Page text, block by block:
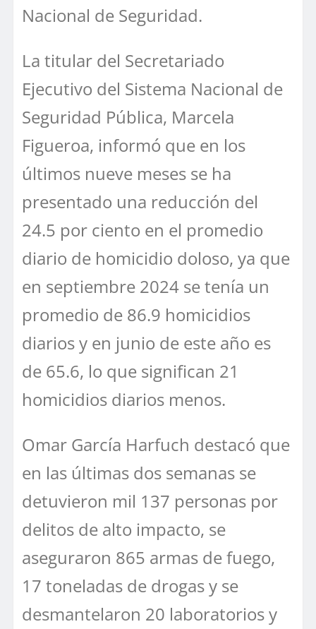
Nacional de Seguridad.
La titular del Secretariado
Ejecutivo del Sistema Nacional de
Seguridad Pública, Marcela
Figueroa, informó que en los
últimos nueve meses se ha
presentado una reducción del
24.5 por ciento en el promedio
diario de homicidio doloso, ya que
en septiembre 2024 se tenía un
promedio de 86.9 homicidios
diarios y en junio de este año es
de 65.6, lo que significan 21
homicidios diarios menos.
Omar García Harfuch destacó que
en las últimas dos semanas se
detuvieron mil 137 personas por
delitos de alto impacto, se
aseguraron 865 armas de fuego,
17 toneladas de drogas y se
desmantelaron 20 laboratorios y